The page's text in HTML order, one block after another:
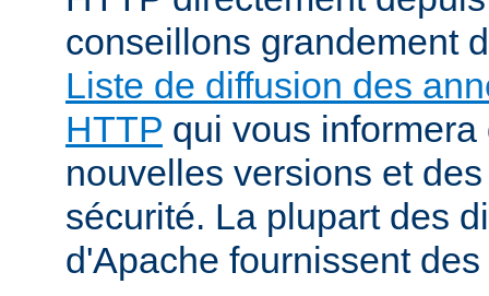
conseillons grandement
Liste de diffusion des
HTTP qui vous
nouvelles versions et
sécurité. La plupart des
d'Apache fournissent